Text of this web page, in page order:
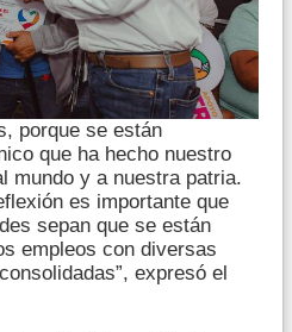
porque se están
que ha hecho nuestro
mundo y a nuestra patria.
es importante que
sepan que se están
empleos con diversas
expresó el